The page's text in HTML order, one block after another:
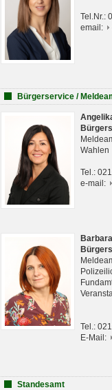
Tel.Nr.:
email:
Bürgerservice /
Wahlen
Tel.:
e-mail:
Tel.:
E-Mail:
Standesamt